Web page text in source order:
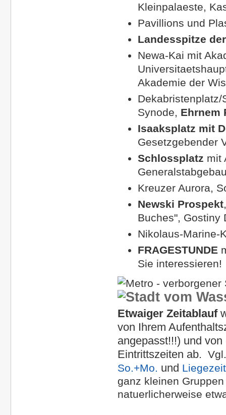
Kleinpalaeste,
Pavillions und
Landesspitze
Newa-Kai mit
Akademie der
Synode, Ehrnem
Isaaksplatz mit
Gesetzgebender
Schlossplatz mit
Kreuzer Aurora,
Newski Prospekt
Buches", Gostiny
Nikolaus-Marine-
FRAGESTUNDE
Sie interessieren!
Etwaiger Zeitablauf
von Ihrem
angepasst!!!) und
Eintrittszeiten ab.
So.+Mo. und
ganz kleinen
natuerlicherweise